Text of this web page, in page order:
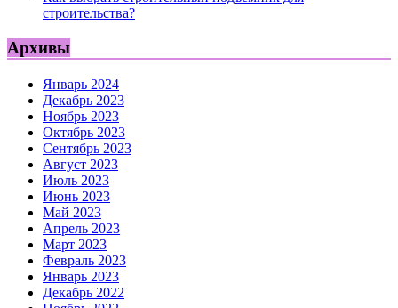
строительства?
Архивы
Январь 2024
Декабрь 2023
Ноябрь 2023
Октябрь 2023
Сентябрь 2023
Август 2023
Июль 2023
Июнь 2023
Май 2023
Апрель 2023
Март 2023
Февраль 2023
Январь 2023
Декабрь 2022